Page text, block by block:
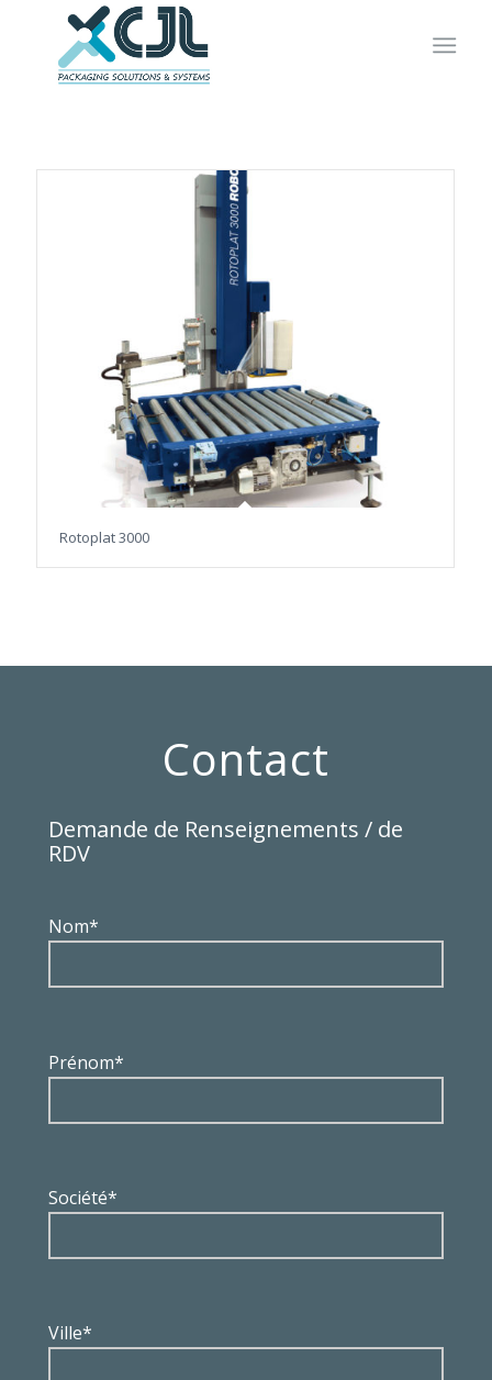
Rotoplat 3000
Contact
Demande de Renseignements / de
RDV
Nom*
Prénom*
Société*
Ville*